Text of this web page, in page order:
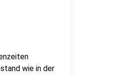
wie in der